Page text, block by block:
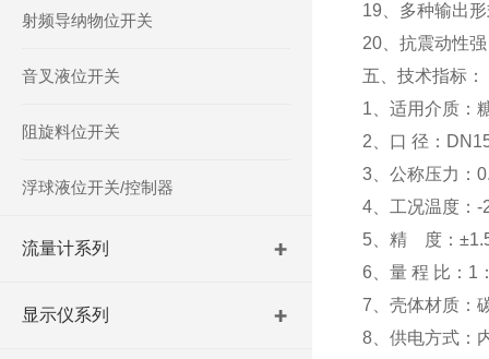
射频导纳物位开关
音叉液位开关
阻旋料位开关
浮球液位开关/控制器
流量计系列
显示仪系列
19、多种输出
20、抗震动性
五、技术指标：
1、适用介质：
2、口 径：
3、公称压力：
4、工况温度：
5、精 度：
6、量 程 比：1
7、壳体材质：
8、供电方式：